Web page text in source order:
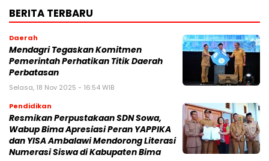
BERITA TERBARU
Daerah
Mendagri Tegaskan Komitmen
Pemerintah Perhatikan Titik Daerah
Perbatasan
Selasa, 18 Nov 2025 - 16:54 WIB
Pendidikan
Resmikan Perpustakaan SDN Sowa,
Wabup Bima Apresiasi Peran YAPPIKA
dan YISA Ambalawi Mendorong Literasi
Numerasi Siswa di Kabupaten Bima